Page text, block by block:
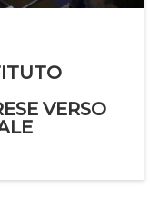
VERSO